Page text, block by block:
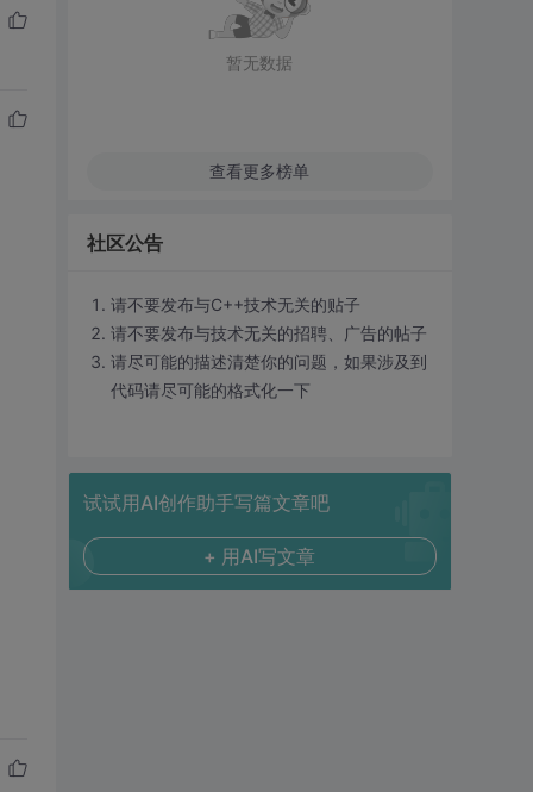
暂无数据
查看更多榜单
社区公告
请不要发布与C++技术无关的贴子
请不要发布与技术无关的招聘、广告的帖子
请尽可能的描述清楚你的问题，如果涉及到
代码请尽可能的格式化一下
试试用AI创作助手写篇文章吧
+ 用AI写文章